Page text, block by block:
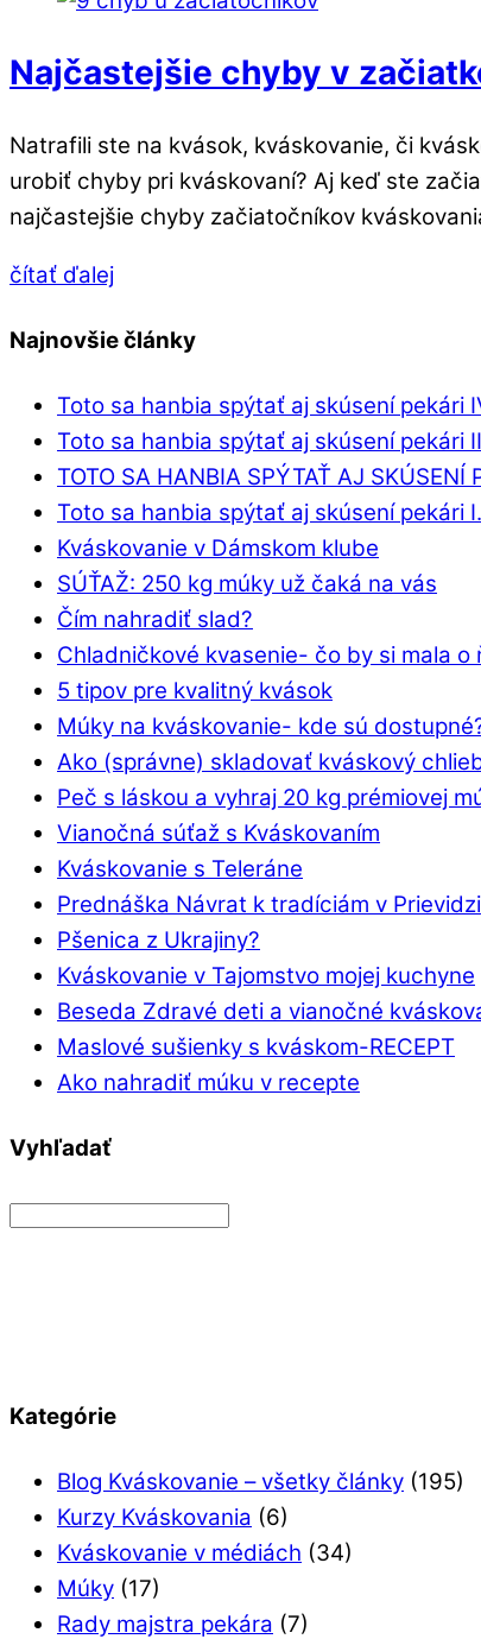
Najčastejšie chyby v
Natrafili ste na kvások, kváskovanie, či
urobiť chyby pri kváskovaní? Aj keď ste
najčastejšie chyby začiatočníkov
čítať ďalej
Najnovšie články
Toto sa hanbia spýtať aj skúsení pekári
Toto sa hanbia spýtať aj skúsení pekári
TOTO SA HANBIA SPÝTAŤ AJ SKÚSENÍ
Toto sa hanbia spýtať aj skúsení pekári I.
Kváskovanie v Dámskom klube
SÚŤAŽ: 250 kg múky už čaká na vás
Čím nahradiť slad?
Chladničkové kvasenie- čo by si mala o
5 tipov pre kvalitný kvások
Múky na kváskovanie- kde sú
Ako (správne) skladovať kváskový
Peč s láskou a vyhraj 20 kg prémiovej
Vianočná súťaž s Kváskovaním
Kváskovanie s Teleráne
Prednáška Návrat k tradíciám v Prievidzi
Pšenica z Ukrajiny?
Kváskovanie v Tajomstvo mojej kuchyne
Beseda Zdravé deti a vianočné
Maslové sušienky s kváskom-RECEPT
Ako nahradiť múku v recepte
Vyhľadať
Kategórie
Blog Kváskovanie – všetky články (195)
Kurzy Kváskovania (6)
Kváskovanie v médiách (34)
Múky (17)
Rady majstra pekára (7)